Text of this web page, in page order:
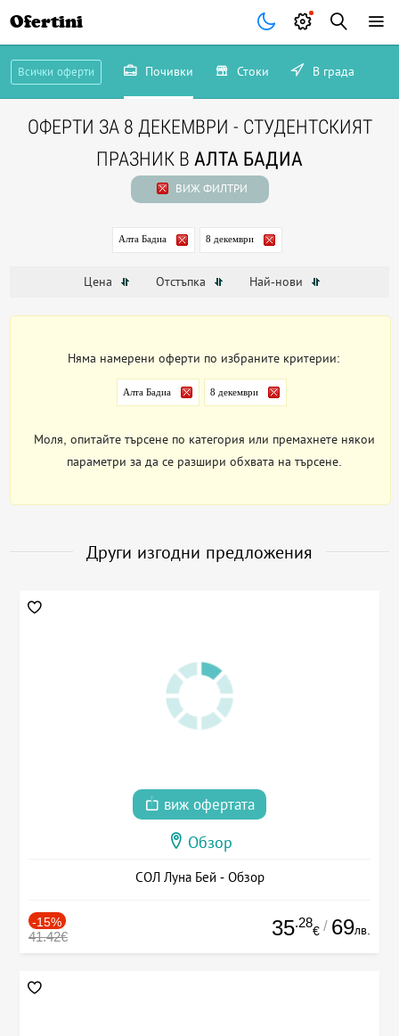
Ofertini
Всички оферти Почивки Стоки В града
ОФЕРТИ ЗА 8 ДЕКЕМВРИ - СТУДЕНТСКИЯТ
ПРАЗНИК В АЛТА БАДИА
ВИЖ ФИЛТРИ
Алта Бадиа 8 декември
Цена Отстъпка Най-нови
Няма намерени оферти по избраните критерии:
Алта Бадиа 8 декември
Моля, опитайте търсене по категория или премахнете някои
параметри за да се разшири обхвата на търсене.
Други изгодни предложения
виж офертата
Обзор
СОЛ Луна Бей - Обзор
-15%
41.42€ 35.28
€ / 69лв.